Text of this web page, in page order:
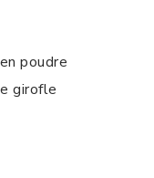
poudre
girofle